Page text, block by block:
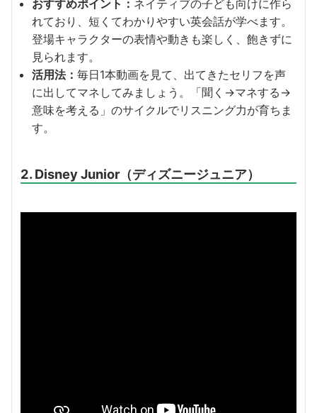
おすすめポイント： ネイティブの子ども向けに作ら
れており、短くてわかりやすい英会話が学べます。
登場キャラクターの表情や動きも楽しく、飽きずに
見られます。
活用法： 毎日1本動画を見て、出てきたセリフを声
に出してマネしてみましょう。「聞く→マネする→
意味を考える」のサイクルでリスニング力が育ちま
す。
2. Disney Junior（ディズニージュニア）